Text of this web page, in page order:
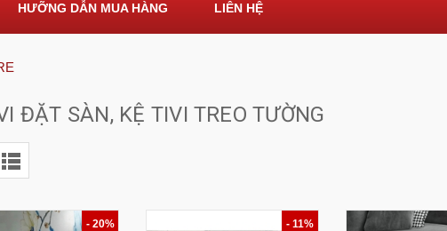
HƯỠNG DẪN MUA HÀNG LIÊN HỆ
ĐẶT SÀN, KỆ TIVI TREO TƯỜNG
- 20% - 11%